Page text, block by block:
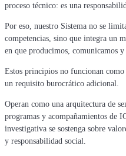
proceso técnico: es una
Por eso, nuestro Sistema no se
competencias, sino que integra un
en que producimos, comunicamos
Estos principios no funcionan
un requisito burocrático adicional.
Operan como una arquitectura de
programas y acompañamientos de
investigativa se sostenga sobre
y responsabilidad social.